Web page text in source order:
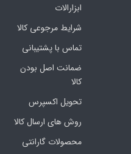
ابزارالات
شرایط مرجوعی کالا
تماس با پشتیبانی
ضمانت اصل بودن
کالا
تحویل اکسپرس
روش های ارسال کالا
محصولات گارانتی